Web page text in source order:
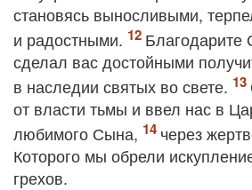
становясь выносливыми,
и радостными.
Благодарите
сделал вас достойными
в наследии святых во свете.
от власти тьмы и ввел нас в
любимого Сына,
через
Которого мы обрели
грехов.